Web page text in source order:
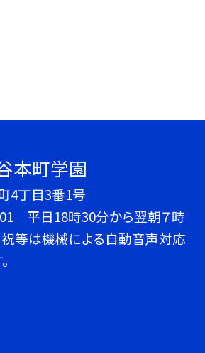
本町学園
4丁目3番1号
平日18時30分から翌朝７時
祝等は機械による自動音声対応